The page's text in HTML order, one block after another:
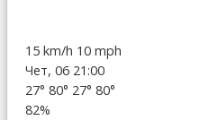
15 km/h 10 mph
Чет, 06 21:00
27° 80° 27° 80°
82%